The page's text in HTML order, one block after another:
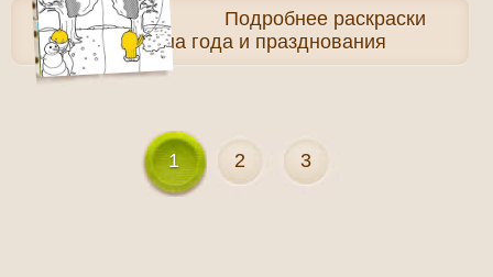
Подробнее раскраски
Времена года и празднования
1 2 3